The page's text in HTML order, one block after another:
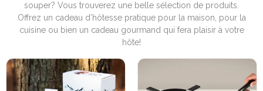
souper? Vous trouverez une belle sélection de produits.
Offrez un cadeau d’hôtesse pratique pour la maison, pour la
cuisine ou bien un cadeau gourmand qui fera plaisir à votre
hôte!